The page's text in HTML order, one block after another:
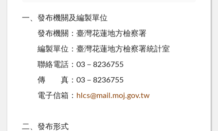
一、發布機關及編製單位
發布機關：臺灣花蓮地方檢察署
編製單位：臺灣花蓮地方檢察署統計室
聯絡電話：03－8236755
傳 真：03－8236755
電子信箱： hlcs@mail.moj.gov.tw
二、發布形式